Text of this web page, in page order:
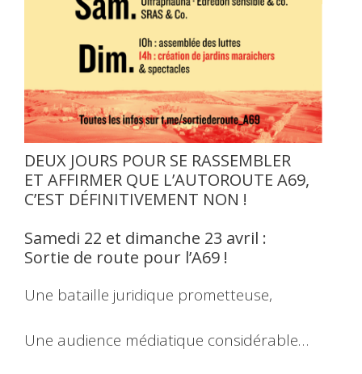
DEUX JOURS POUR SE RASSEMBLER
ET AFFIRMER QUE L’AUTOROUTE A69,
C’EST DÉFINITIVEMENT NON !
Samedi 22 et dimanche 23 avril :
Sortie de route pour l’A69 !
Une bataille juridique prometteuse,
Une audience médiatique considérable…